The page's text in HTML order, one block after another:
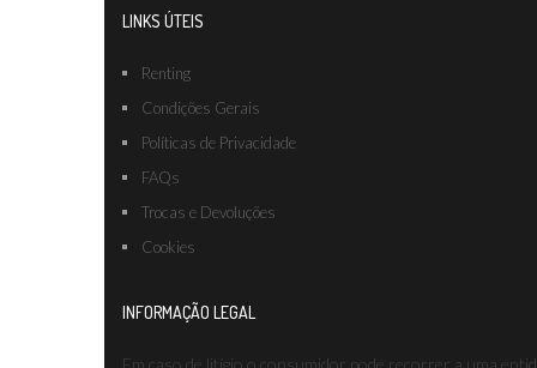
LINKS ÚTEIS
Renting
Condições Gerais
Políticas de Privacidade
FAQs
Trocas e Devoluções
Cookies
INFORMAÇÃO LEGAL